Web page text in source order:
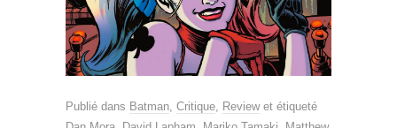
Publié dans Batman Critique Reviewet étiqueté